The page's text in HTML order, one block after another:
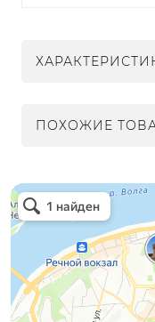
ПОХОЖИЕ
Электрон
Светильники в Нижнем
Электротехническая